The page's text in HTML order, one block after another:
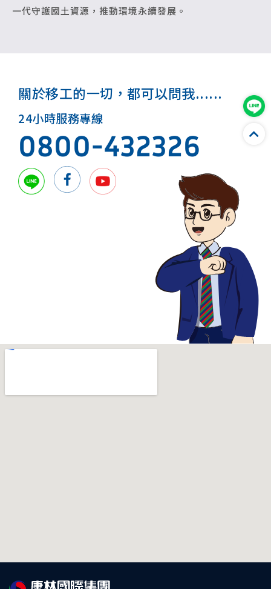
一代守護國土資源，推動環境永續發展。
關於移工的一切，都可以問我......
24小時服務專線
0800-432326